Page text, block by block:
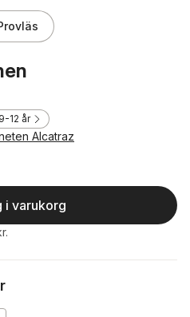
9-12 år
Alcatraz
i varukorg